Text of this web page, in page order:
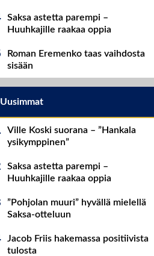
Saksa astetta parempi –
Huuhkajille raakaa oppia
Roman Eremenko taas vaihdosta
sisään
Uusimmat
Ville Koski suorana – ”Hankala
ysikymppinen”
Saksa astetta parempi –
Huuhkajille raakaa oppia
”Pohjolan muuri” hyvällä mielellä
Saksa-otteluun
Jacob Friis hakemassa positiivista
tulosta